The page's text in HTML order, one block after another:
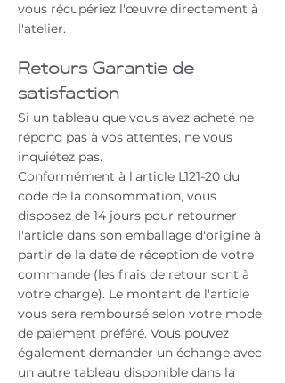
vous récupériez l'œuvre directement à
l'atelier.
Retours Garantie de
satisfaction
Si un tableau que vous avez acheté ne
répond pas à vos attentes, ne vous
inquiétez pas.
Conformément à l'article L121-20 du
code de la consommation, vous
disposez de 14 jours pour retourner
l'article dans son emballage d'origine à
partir de la date de réception de votre
commande (les frais de retour sont à
votre charge). Le montant de l'article
vous sera remboursé selon votre mode
de paiement préféré. Vous pouvez
également demander un échange avec
un autre tableau disponible dans la